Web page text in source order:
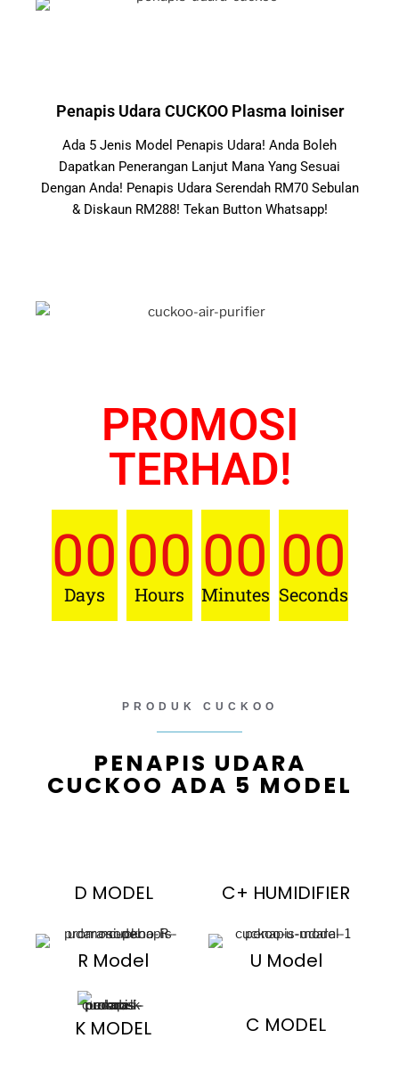
Penapis Udara CUCKOO Plasma Ioiniser
Ada 5 Jenis Model Penapis Udara! Anda Boleh
Dapatkan Penerangan Lanjut Mana Yang Sesuai
Dengan Anda! Penapis Udara Serendah RM70 Sebulan
& Diskaun RM288! Tekan Button Whatsapp!
PROMOSI
TERHAD!
00
Days
00
Hours
00
Minutes
00
Seconds
PRODUK CUCKOO
PENAPIS UDARA
CUCKOO ADA 5 MODEL
D MODEL
R Model
C+ HUMIDIFIER
U Model
K MODEL C MODEL